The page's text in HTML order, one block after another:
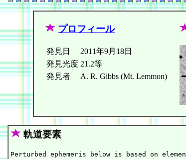
プロフィール
発見日
2011年9月18日
発見光度 21.2等
発見者
A. R. Gibbs (Mt. Lemmon)
軌道要素
Perturbed ephemeris below is based on